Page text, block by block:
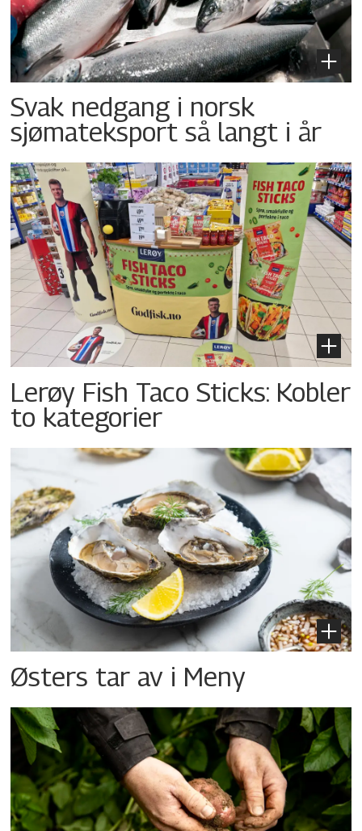
Svak nedgang i norsk
sjømateksport så langt i år
Lerøy Fish Taco Sticks: Kobler
to kategorier
Østers tar av i Meny